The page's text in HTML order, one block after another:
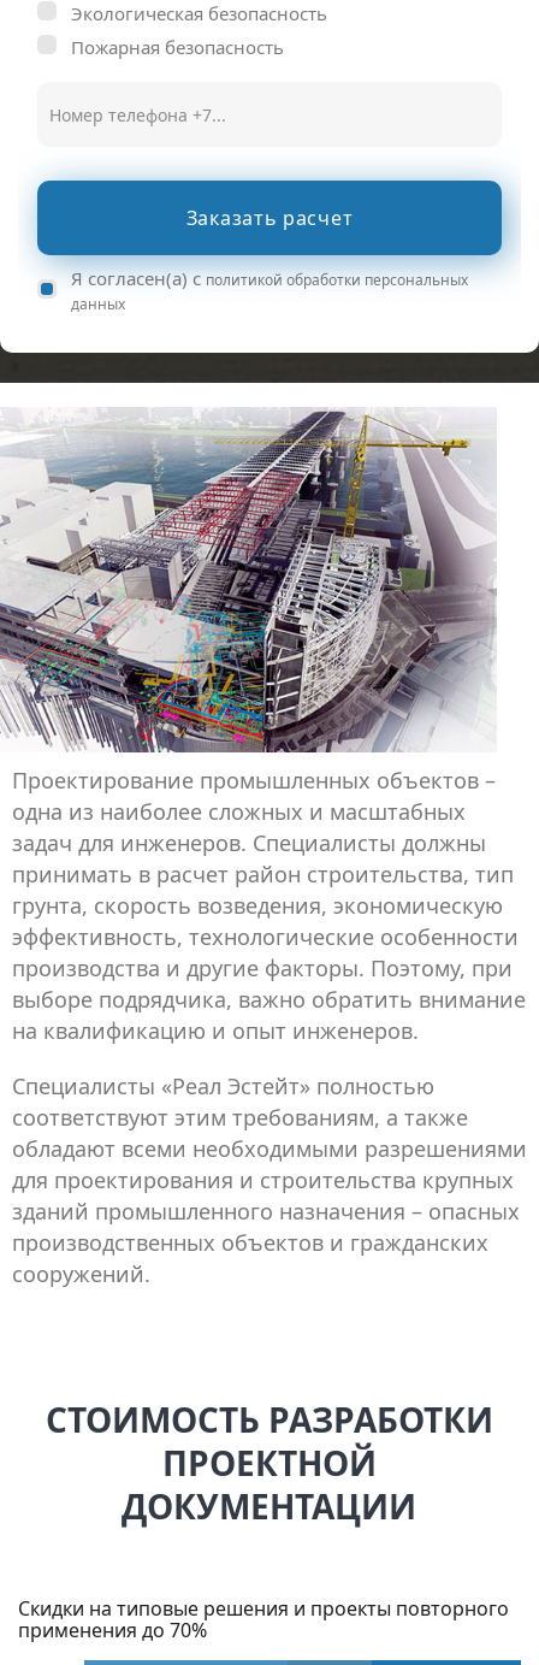
Экологическая безопасность
Пожарная безопасность
Заказать расчет
Я согласен(а) сполитикой обработки персональных
данных
Проектирование промышленных объектов –
одна из наиболее сложных и масштабных
задач для инженеров. Специалисты должны
принимать в расчет район строительства, тип
грунта, скорость возведения, экономическую
эффективность, технологические особенности
производства и другие факторы. Поэтому, при
выборе подрядчика, важно обратить внимание
на квалификацию и опыт инженеров.
Специалисты «Реал Эстейт» полностью
соответствуют этим требованиям, а также
обладают всеми необходимыми разрешениями
для проектирования и строительства крупных
зданий промышленного назначения – опасных
производственных объектов и гражданских
сооружений.
СТОИМОСТЬ РАЗРАБОТКИ
ПРОЕКТНОЙ
ДОКУМЕНТАЦИИ
Скидки на типовые решения и проекты повторного
применения до 70%